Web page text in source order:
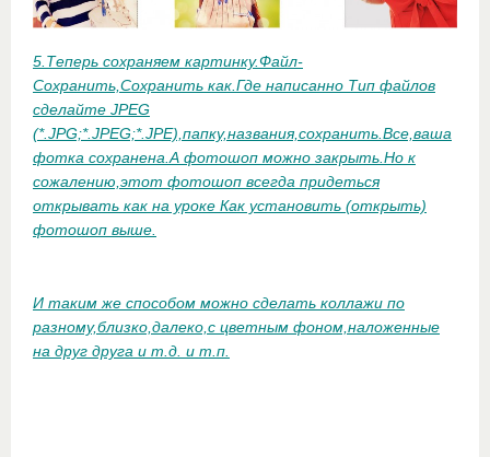
5.Теперь сохраняем картинку.Файл-
Сохранить,Сохранить как.Где написанно Тип файлов
сделайте JPEG
(*.JPG;*.JPEG;*.JPE),папку,названия,сохранить.Все,ваша
фотка сохранена.А фотошоп можно закрыть.Но к
сожалению,этот фотошоп всегда придеться
открывать как на уроке Как установить (открыть)
фотошоп выше.
И таким же способом можно сделать коллажи по
разному,близко,далеко,с цветным фоном,наложенные
на друг друга и т.д. и т.п.